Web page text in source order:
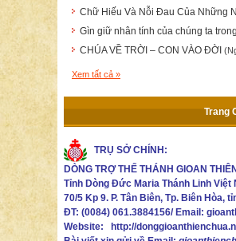
Chữ Hiếu Và Nỗi Đau Của Những
Gìn giữ nhân tính của chúng ta
CHÚA VỀ TRỜI – CON VÀO ĐỜI
Xem tất cả »
Trang
TRỤ SỞ CHÍNH:
DÒNG TRỢ THẾ THÁNH GIOAN
Tỉnh Dòng Đức Maria Thánh Linh Việt
70/5 Kp 9. P. Tân Biên, Tp. Biên Hòa,
ĐT: (0084) 061.3884156/ Email:
Website: http://